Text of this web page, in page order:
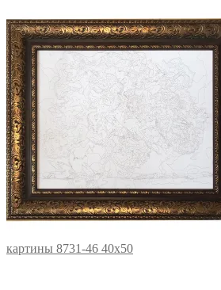
картины 8731-46 40х50